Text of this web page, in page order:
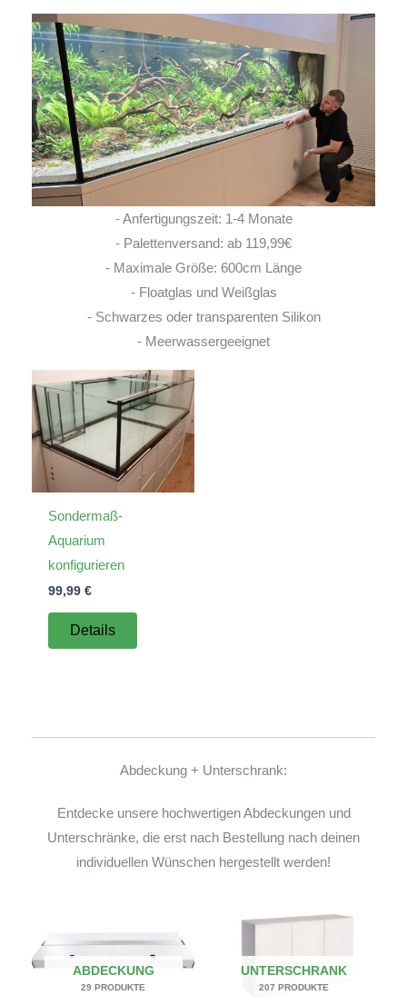
- Anfertigungszeit: 1-4 Monate
- Palettenversand: ab 119,99€
- Maximale Größe: 600cm Länge
- Floatglas und Weißglas
- Schwarzes oder transparenten Silikon
- Meerwassergeeignet
Sondermaß-
Aquarium
konfigurieren
99,99 €
Details
Abdeckung + Unterschrank:
Entdecke unsere hochwertigen Abdeckungen und
Unterschränke, die erst nach Bestellung nach deinen
individuellen Wünschen hergestellt werden!
ABDECKUNG
29 PRODUKTE
UNTERSCHRANK
207 PRODUKTE